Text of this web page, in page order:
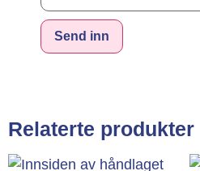
Relaterte produkter